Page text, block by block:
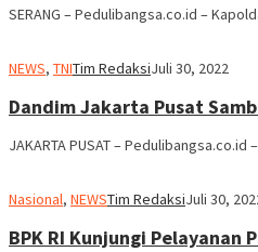
SERANG – Pedulibangsa.co.id –
NEWS, TNITim RedaksiJuli 30, 2022
Dandim Jakarta Pusat
JAKARTA PUSAT –
Nasional, NEWSTim RedaksiJuli 30,
BPK RI Kunjungi